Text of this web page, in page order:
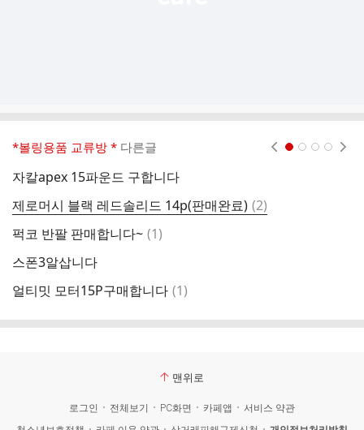
*볼링용품 교류방 * 다른글
자칼apex 15파운드 구합니다
제로머시 블랙 레드솔리드 14p(판매완료) 댓
글
(2)
퍽코 반팔 판매합니다~ 댓
(1)
스폰3알삽니다
얼티밋 모터15P구매합니다 댓
(1)
맨위로
로그인 전체보기 PC화면 카페앱
서비스 약관